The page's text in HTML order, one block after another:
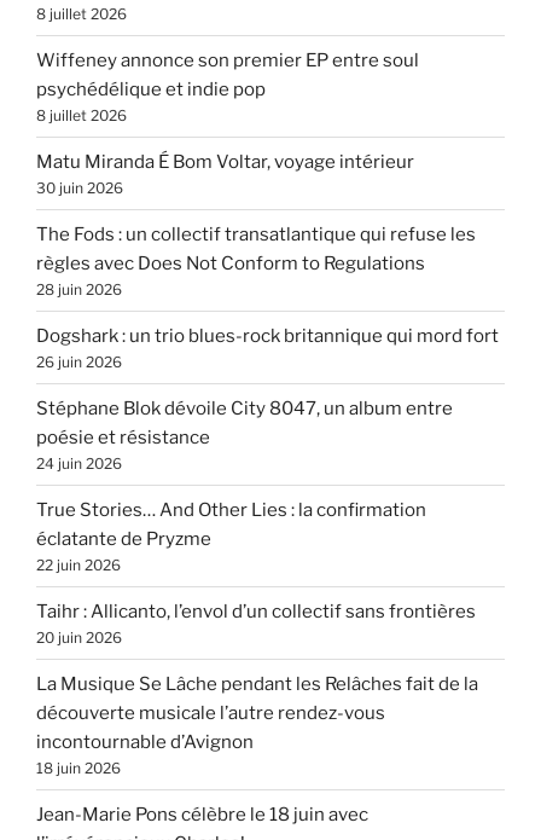
8 juillet 2026
Wiffeney annonce son premier EP entre soul
psychédélique et indie pop
8 juillet 2026
Matu Miranda É Bom Voltar, voyage intérieur
30 juin 2026
The Fods : un collectif transatlantique qui refuse les
règles avec Does Not Conform to Regulations
28 juin 2026
Dogshark : un trio blues-rock britannique qui mord fort
26 juin 2026
Stéphane Blok dévoile City 8047, un album entre
poésie et résistance
24 juin 2026
True Stories… And Other Lies : la confirmation
éclatante de Pryzme
22 juin 2026
Taihr : Allicanto, l’envol d’un collectif sans frontières
20 juin 2026
La Musique Se Lâche pendant les Relâches fait de la
découverte musicale l’autre rendez-vous
incontournable d’Avignon
18 juin 2026
Jean-Marie Pons célèbre le 18 juin avec